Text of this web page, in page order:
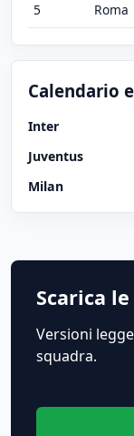
5 Roma
Calendario
Inter
Juventus
Milan
Scarica
Versioni
squadra.